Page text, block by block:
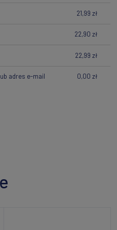
21,99 zł
22,90 zł
22,99 zł
adres e-mail
0,00 zł